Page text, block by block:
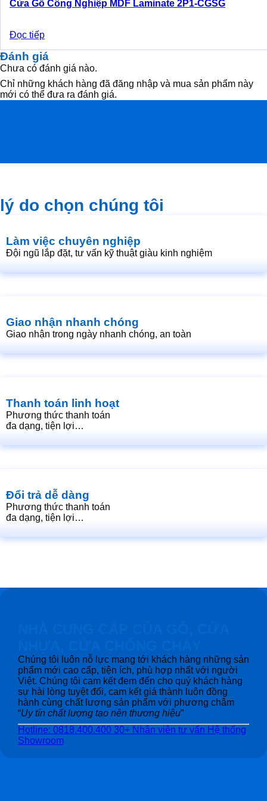
Cửa Gỗ Công Nghiệp MDF Laminate 2P1-CGSG
Đọc tiếp
Đánh giá
Chưa có đánh giá nào.
Chỉ những khách hàng đã đăng nhập và mua sản phẩm này
mới có thể đưa ra đánh giá.
lý do chọn chúng tôi
Làm việc chuyên nghiệp
Đội ngũ lắp đặt, tư vấn kỹ thuật giàu kinh nghiệm
Giao nhận nhanh chóng
Giao nhận trong ngày nhanh chóng, an toàn
Thanh toán linh hoạt
Phương thức thanh toán
đa dạng, tiện lợi…
Đổi trả dễ dàng
Phương thức thanh toán
đa dạng, tiện lợi…
Chúng tôi luôn nỗ lực mang tới khách hàng những sản
phẩm mới cao cấp, tiện ích, phù hợp nhất với người
Việt. Chúng tôi cam kết đem đến cho quý khách hàng
sự hài lòng tuyệt đối, cam kết giá thành luôn đồng
hành cùng chất lượng sản phẩm với phương châm
“Uy tín chất lượng tạo nên thương hiệu”
Hotline: 0818.400.400 30+ Nhân viên tư vấn Hệ thống
Showroom